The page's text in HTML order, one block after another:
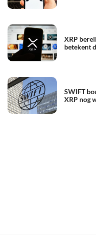
XRP
betekent
SWIFT
XRP nog